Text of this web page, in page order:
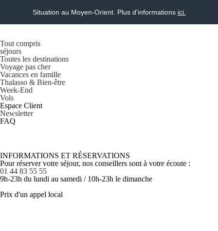
Situation au Moyen-Orient. Plus d'informations ici.
Tout compris
séjours
Toutes les destinations
Voyage pas cher
Vacances en famille
Thalasso & Bien-être
Week-End
Vols
Espace Client
Newsletter
FAQ
INFORMATIONS ET RÉSERVATIONS
Pour réserver votre séjour, nos conseillers sont à votre écoute :
01 44 83 55 55
9h-23h du lundi au samedi / 10h-23h le dimanche
Prix d'un appel local